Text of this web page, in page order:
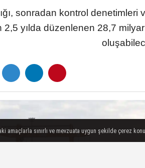
sonradan kontrol
2,5 yılda düzenlenen 28,7
amaçlarla sınırlı ve mevzuata uygun şekilde çerez